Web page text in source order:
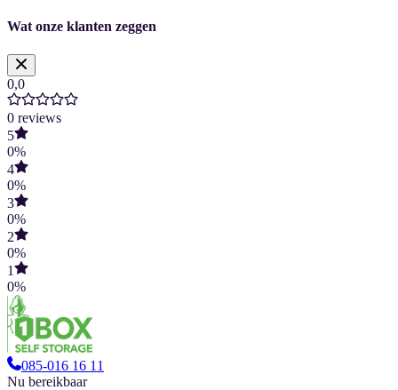
Wat onze klanten zeggen
0,0
0 reviews
5
0%
4
0%
3
0%
2
0%
1
0%
085-016 16 11
Nu bereikbaar